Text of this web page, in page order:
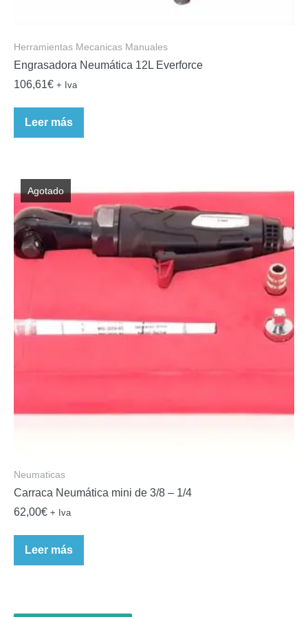
Herramientas Mecanicas Manuales
Engrasadora Neumática 12L Everforce
106,61€ + Iva
Leer más
Agotado
Neumaticas
Carraca Neumática mini de 3/8 – 1/4
62,00€ + Iva
Leer más